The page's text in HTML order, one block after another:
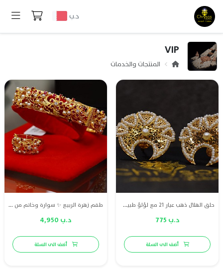
د.ب
VIP
المنتجات والخدمات
حلق الهلال ذهب عيار 21 مع لؤلؤ طبيعي بحريني، تصميم أنيق يجمع بين الفخامة وجمال اللؤلؤ البحريني الأصيل
د.ب 775
أضف الى السلة
طقم زهرة الربيع ✨ سوارة وخاتم من ذهب عيار 21 مع لؤلؤ طبيعي بحريني وياقوت طبيعي وماس VS، تناغم فاخر لإطلالة متكاملة.
د.ب 4,950
أضف الى السلة